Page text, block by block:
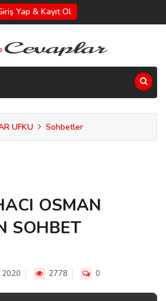
Yap & Kayıt Ol
UFKU Sohbetler
OSMAN
SOHBET
2020 2778 0